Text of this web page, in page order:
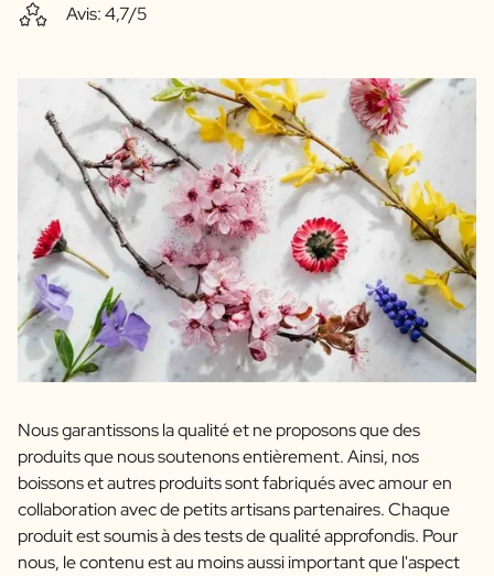
Avis: 4,7/5
Nous garantissons la qualité et ne proposons que des
produits que nous soutenons entièrement. Ainsi, nos
boissons et autres produits sont fabriqués avec amour en
collaboration avec de petits artisans partenaires. Chaque
produit est soumis à des tests de qualité approfondis. Pour
nous, le contenu est au moins aussi important que l'aspect